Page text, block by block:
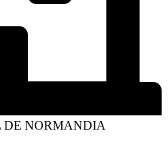
DE NORMANDIA